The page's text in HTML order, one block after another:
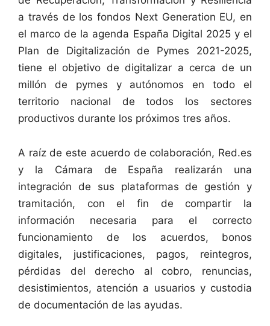
a través de los fondos Next Generation EU, en
el marco de la agenda España Digital 2025 y el
Plan de Digitalización de Pymes 2021-2025,
tiene el objetivo de digitalizar a cerca de un
millón de pymes y autónomos en todo el
territorio nacional de todos los sectores
productivos durante los próximos tres años.
A raíz de este acuerdo de colaboración, Red.es
y la Cámara de España realizarán una
integración de sus plataformas de gestión y
tramitación, con el fin de compartir la
información necesaria para el correcto
funcionamiento de los acuerdos, bonos
digitales, justificaciones, pagos, reintegros,
pérdidas del derecho al cobro, renuncias,
desistimientos, atención a usuarios y custodia
de documentación de las ayudas.